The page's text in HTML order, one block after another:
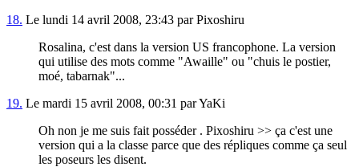
18. Le lundi 14 avril 2008, 23:43 par Pixoshiru
Rosalina, c'est dans la version US francophone. La version
qui utilise des mots comme "Awaille" ou "chuis le postier,
moé, tabarnak"...
19. Le mardi 15 avril 2008, 00:31 par YaKi
Oh non je me suis fait posséder . Pixoshiru >> ça c'est une
version qui a la classe parce que des répliques comme ça seul
les poseurs les disent.